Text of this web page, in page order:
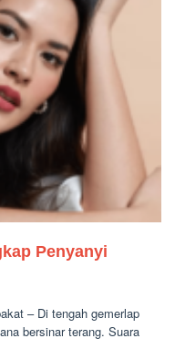
Penyanyi
– Di tengah gemerlap
bersinar terang. Suara